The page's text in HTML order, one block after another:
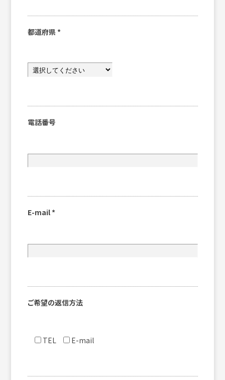
都道府県 *
電話番号
E-mail *
ご希望の返信方法
TEL E-mail